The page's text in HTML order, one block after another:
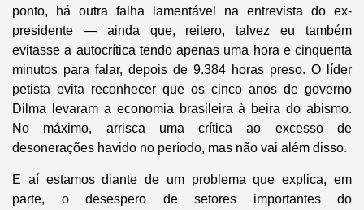
ponto, há outra falha lamentável na entrevista do ex-
presidente — ainda que, reitero, talvez eu também
evitasse a autocrítica tendo apenas uma hora e cinquenta
minutos para falar, depois de 9.384 horas preso. O líder
petista evita reconhecer que os cinco anos de governo
Dilma levaram a economia brasileira à beira do abismo.
No máximo, arrisca uma crítica ao excesso de
desonerações havido no período, mas não vai além disso.
E aí estamos diante de um problema que explica, em
parte, o desespero de setores importantes do